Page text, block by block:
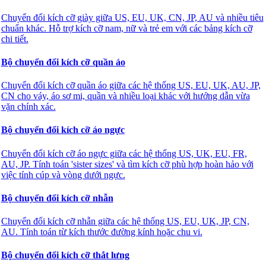
Chuyển đổi kích cỡ giày giữa US, EU, UK, CN, JP, AU và nhiều tiêu
chuẩn khác. Hỗ trợ kích cỡ nam, nữ và trẻ em với các bảng kích cỡ
chi tiết.
Bộ chuyển đổi kích cỡ quần áo
Chuyển đổi kích cỡ quần áo giữa các hệ thống US, EU, UK, AU, JP,
CN cho váy, áo sơ mi, quần và nhiều loại khác với hướng dẫn vừa
vặn chính xác.
Bộ chuyển đổi kích cỡ áo ngực
Chuyển đổi kích cỡ áo ngực giữa các hệ thống US, UK, EU, FR,
AU, JP. Tính toán 'sister sizes' và tìm kích cỡ phù hợp hoàn hảo với
việc tính cúp và vòng dưới ngực.
Bộ chuyển đổi kích cỡ nhẫn
Chuyển đổi kích cỡ nhẫn giữa các hệ thống US, EU, UK, JP, CN,
AU. Tính toán từ kích thước đường kính hoặc chu vi.
Bộ chuyển đổi kích cỡ thắt lưng